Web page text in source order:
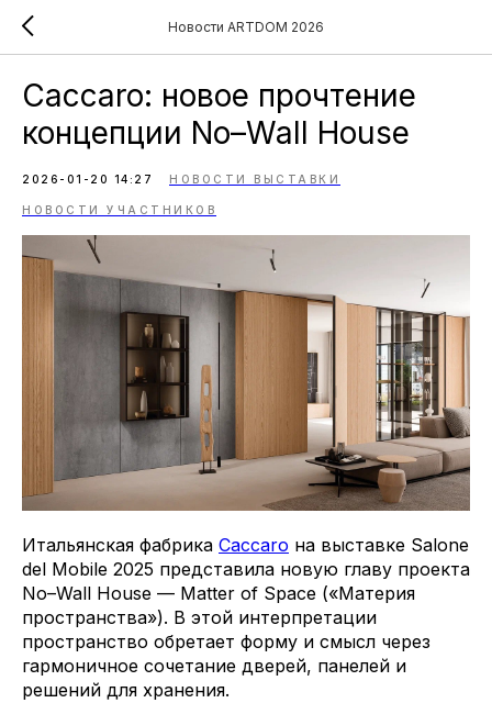
Новости ARTDOM 2026
Caccaro: новое прочтение
концепции No–Wall House
2026-01-20 14:27 НОВОСТИ ВЫСТАВКИ
НОВОСТИ УЧАСТНИКОВ
Итальянская фабрика Caccaro на выставке Salone
del Mobile 2025 представила новую главу проекта
No–Wall House — Matter of Space («Материя
пространства»). В этой интерпретации
пространство обретает форму и смысл через
гармоничное сочетание дверей, панелей и
решений для хранения.